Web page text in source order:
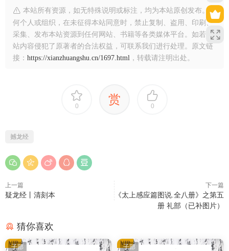
本站所有资源，如无特殊说明或标注，均为本站原创发布。任
何个人或组织，在未征得本站同意时，禁止复制、盗用、印刷、
采集、发布本站资源到任何网站、书籍等各类媒体平台。如若本
站内容侵犯了原著者的合法权益，可联系我们进行处理。原文链
接： https://xianzhuangshu.cn/1697.html ，转载请注明出处。
0 赏 0
撼龙经
上一篇
疑龙经丨清刻本
下一篇
《太上感应篇图说.全八册》之第五
册 礼部（已补图片）
猜你喜欢
子部
VIP 子部
VIP